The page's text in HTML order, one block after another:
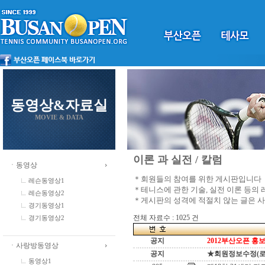
동영상&자료실
MOVIE & DATA
ㆍ동영상
레슨동영상1
레슨동영상2
경기동영상1
경기동영상2
ㆍ사랑방동영상
동영상1
이론 과 실전 / 칼럼
＊회원들의 참여를 위한 게시판입니다
＊테니스에 관한 기술, 실전 이론 등의
＊게시판의 성격에 적절치 않는 글은
전체 자료수 : 1025 건
공지
2012부산오픈 홍
공지
★회원정보수정(